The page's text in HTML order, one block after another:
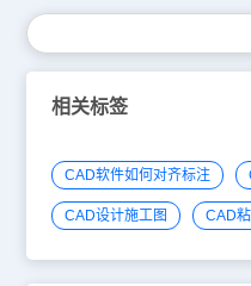
相关标签
CAD软件如何对齐标注
CAD设计施工图 CAD